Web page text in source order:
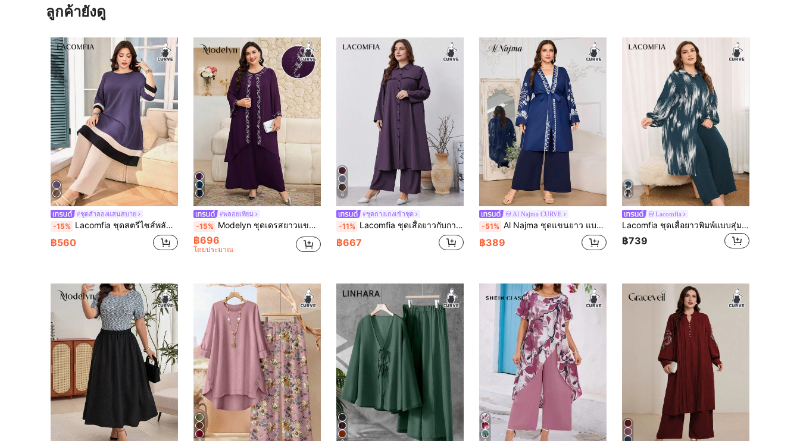
ลูกค้ายังดู
#ชุดลำลองแสนสบาย
-15% Lacomfia ชุดสตรีไซส์พลัส 2 ชิ้น/เซ็ต ลายริ้ว คอกลม แขนสามส่วน เสื้อยาวและกางเกง ชุดเบา
฿560
#พลอยเทียม
-15% Modelyn ชุดเดรสยาวแขนยาวชายเสื้อไม่สมมาตร ประดับพลอยเทียม สำหรับผู้หญิงอวบอ้วน หรูหรา 2 ชิ้น
฿696
โดยประมาณ
6
#ชุดกางเกงเข้าชุด
-11% Lacomfia ชุดเสื้อยาวกับกางเกง ขนาดใหญ่พิเศษ 2 ชิ้น สำหรับฤดูใบไม้ผลิและใบไม้ร่วง ชุดเครื่องแต่งกายแบบพอดีเหมาะสำหรับการเดินทาง/ใช้ในชีวิตประจำวัน/ที่บ้าน/วันหยุด
฿667
Al Najma CURVE
-51% Al Najma ชุดแขนยาว แบบอนุรักษ์นิยม สไตล์อาหรับเวอร์ชั่นขนาดใหญ่ สำหรับผู้หญิง ประกอบด้วยเสื้อและกางเกง
฿389
Lacomfia
Lacomfia ชุดเสื้อยาวพิมพ์แบบสุ่ม แบบหรูหราคลาสสิก สำหรับผู้มีรูปร่างใหญ่ 2 ชิ้น/เซ็ต สำหรับเดินทางและใช้ในชีวิตประจำวัน
฿739